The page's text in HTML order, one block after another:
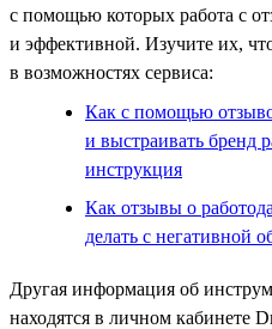
с помощью которых работа с
и эффективной. Изучите их,
в возможностях сервиса:
Как с помощью
и выстраивать бренд
инструкция
Как отзывы о
делать с негативной
Другая информация об
находятся в личном кабинете